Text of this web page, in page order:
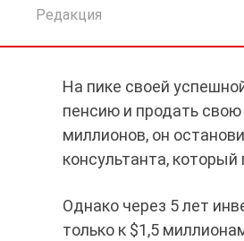
Редакция
На пике своей
пенсию и продать
миллионов, он
консультанта,
Однако через 5 лет
только к $1,5